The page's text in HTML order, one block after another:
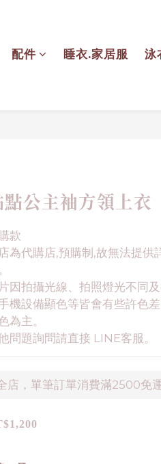
配件 睡衣.家居服 泳
點公主袖方領上衣
款
為代購店,預購制,故無法提供
因拍攝光線、拍照燈光不同
機設備顯色等皆會有些許色
為主。
問題詢問請直接 LINE客服。
店，單筆訂單消費滿2500免